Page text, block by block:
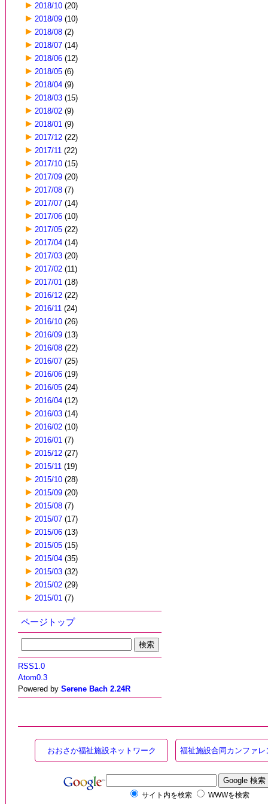
2018/10 (20)
2018/09 (10)
2018/08 (2)
2018/07 (14)
2018/06 (12)
2018/05 (6)
2018/04 (9)
2018/03 (15)
2018/02 (9)
2018/01 (9)
2017/12 (22)
2017/11 (22)
2017/10 (15)
2017/09 (20)
2017/08 (7)
2017/07 (14)
2017/06 (10)
2017/05 (22)
2017/04 (14)
2017/03 (20)
2017/02 (11)
2017/01 (18)
2016/12 (22)
2016/11 (24)
2016/10 (26)
2016/09 (13)
2016/08 (22)
2016/07 (25)
2016/06 (19)
2016/05 (24)
2016/04 (12)
2016/03 (14)
2016/02 (10)
2016/01 (7)
2015/12 (27)
2015/11 (19)
2015/10 (28)
2015/09 (20)
2015/08 (7)
2015/07 (17)
2015/06 (13)
2015/05 (15)
2015/04 (35)
2015/03 (32)
2015/02 (29)
2015/01 (7)
ページトップ
RSS1.0
Atom0.3
Powered by Serene Bach 2.24R
おおさか福祉施設ネットワーク 福祉施設合同カンファレ
サイト内を検索 WWWを検索